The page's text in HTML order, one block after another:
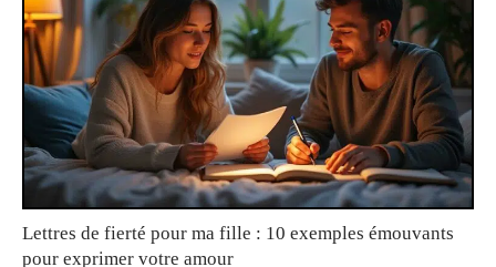
Lettres de fierté pour ma fille : 10 exemples émouvants
pour exprimer votre amour